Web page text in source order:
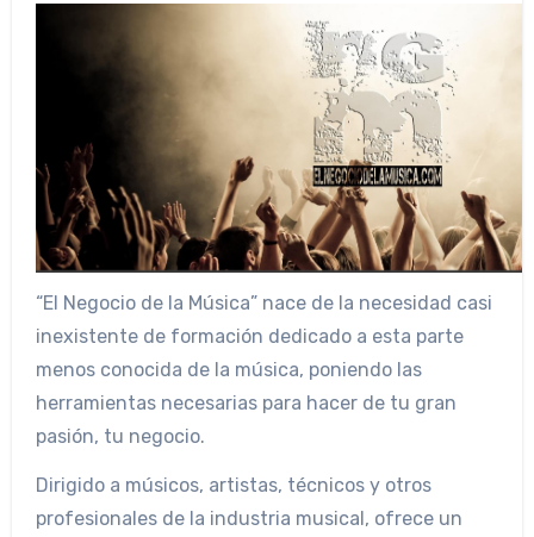
“El Negocio de la Música” nace de la necesidad casi
inexistente de formación dedicado a esta parte
menos conocida de la música, poniendo las
herramientas necesarias para hacer de tu gran
pasión, tu negocio.
Dirigido a músicos, artistas, técnicos y otros
profesionales de la industria musical, ofrece un